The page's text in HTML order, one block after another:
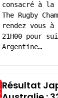
consacré à la
The Rugby
rendez vous
21H00 pour
Argentine…
Résultat